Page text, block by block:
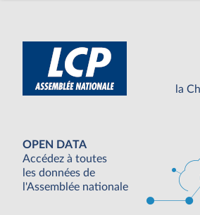
la
OPEN DATA
Accédez à toutes
les données de
l'Assemblée nationale